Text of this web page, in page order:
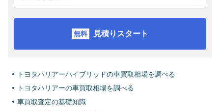
見積りスタート
トヨタハリアーハイブリッドの車買取相場を調べる
トヨタハリアーの車買取相場を調べる
車買取査定の基礎知識